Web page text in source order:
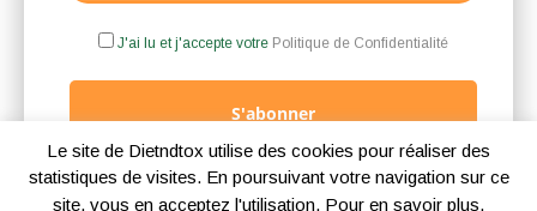
J'ai lu et j'accepte votre Politique de Confidentialité
S'abonner
Le site de Dietndtox utilise des cookies pour réaliser des
statistiques de visites. En poursuivant votre navigation sur ce
site, vous en acceptez l'utilisation. Pour en savoir plus,